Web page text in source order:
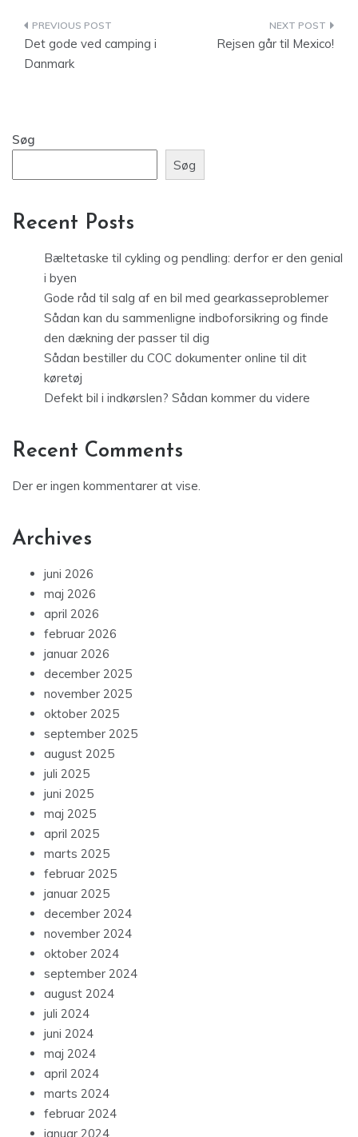
Indlægsnavigation
Det gode ved camping i
Danmark
Rejsen går til Mexico!
Søg
Søg
Recent Posts
Bæltetaske til cykling og pendling: derfor er den genial
i byen
Gode råd til salg af en bil med gearkasseproblemer
Sådan kan du sammenligne indboforsikring og finde
den dækning der passer til dig
Sådan bestiller du COC dokumenter online til dit
køretøj
Defekt bil i indkørslen? Sådan kommer du videre
Recent Comments
Der er ingen kommentarer at vise.
Archives
juni 2026
maj 2026
april 2026
februar 2026
januar 2026
december 2025
november 2025
oktober 2025
september 2025
august 2025
juli 2025
juni 2025
maj 2025
april 2025
marts 2025
februar 2025
januar 2025
december 2024
november 2024
oktober 2024
september 2024
august 2024
juli 2024
juni 2024
maj 2024
april 2024
marts 2024
februar 2024
januar 2024